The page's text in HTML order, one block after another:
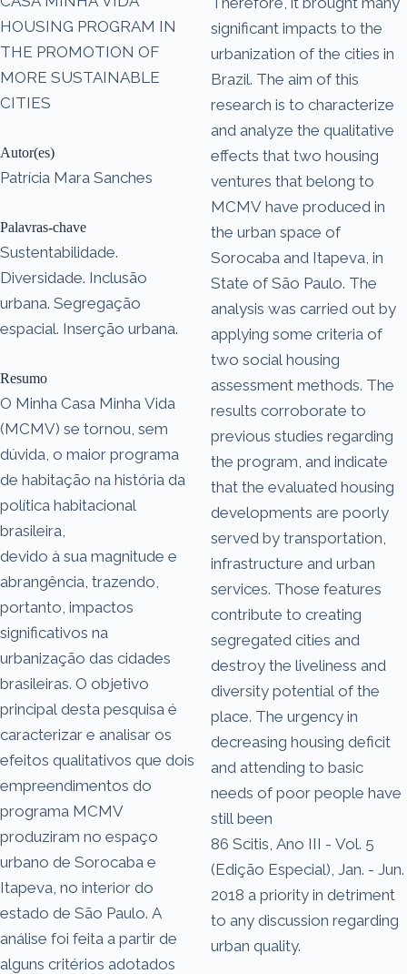
HOUSING PROGRAM IN
THE PROMOTION OF
MORE SUSTAINABLE
CITIES
Autor(es)
Patrícia Mara Sanches
Palavras-chave
Sustentabilidade.
Diversidade. Inclusão
urbana. Segregação
espacial. Inserção urbana.
Resumo
O Minha Casa Minha Vida
(MCMV) se tornou, sem
dúvida, o maior programa
de habitação na história da
política habitacional
brasileira,
devido à sua magnitude e
abrangência, trazendo,
portanto, impactos
significativos na
urbanização das cidades
brasileiras. O objetivo
principal desta pesquisa é
caracterizar e analisar os
efeitos qualitativos que dois
empreendimentos do
programa MCMV
produziram no espaço
urbano de Sorocaba e
Itapeva, no interior do
estado de São Paulo. A
análise foi feita a partir de
alguns critérios adotados
significant impacts to the
urbanization of the cities in
Brazil. The aim of this
research is to characterize
and analyze the qualitative
effects that two housing
ventures that belong to
MCMV have produced in
the urban space of
Sorocaba and Itapeva, in
State of São Paulo. The
analysis was carried out by
applying some criteria of
two social housing
assessment methods. The
results corroborate to
previous studies regarding
the program, and indicate
that the evaluated housing
developments are poorly
served by transportation,
infrastructure and urban
services. Those features
contribute to creating
segregated cities and
destroy the liveliness and
diversity potential of the
place. The urgency in
decreasing housing deficit
and attending to basic
needs of poor people have
still been
86 Scitis, Ano III - Vol. 5
(Edição Especial), Jan. - Jun.
2018 a priority in detriment
to any discussion regarding
urban quality.